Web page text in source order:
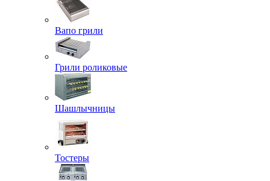
Вапо грили
Грили роликовые
Шашлычницы
Тостеры